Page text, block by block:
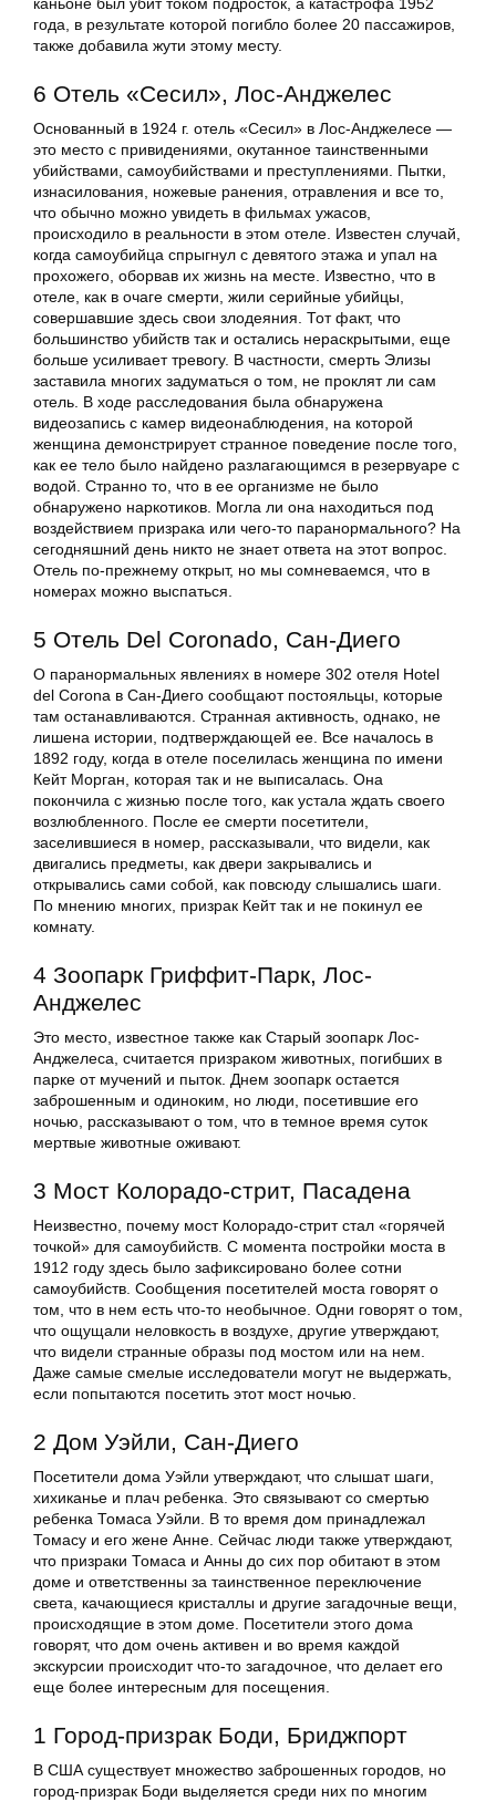
каньоне был убит током подросток, а катастрофа 1952
года, в результате которой погибло более 20 пассажиров,
также добавила жути этому месту.
6 Отель «Сесил», Лос-Анджелес
Основанный в 1924 г. отель «Сесил» в Лос-Анджелесе —
это место с привидениями, окутанное таинственными
убийствами, самоубийствами и преступлениями. Пытки,
изнасилования, ножевые ранения, отравления и все то,
что обычно можно увидеть в фильмах ужасов,
происходило в реальности в этом отеле. Известен случай,
когда самоубийца спрыгнул с девятого этажа и упал на
прохожего, оборвав их жизнь на месте. Известно, что в
отеле, как в очаге смерти, жили серийные убийцы,
совершавшие здесь свои злодеяния. Тот факт, что
большинство убийств так и остались нераскрытыми, еще
больше усиливает тревогу. В частности, смерть Элизы
заставила многих задуматься о том, не проклят ли сам
отель. В ходе расследования была обнаружена
видеозапись с камер видеонаблюдения, на которой
женщина демонстрирует странное поведение после того,
как ее тело было найдено разлагающимся в резервуаре с
водой. Странно то, что в ее организме не было
обнаружено наркотиков. Могла ли она находиться под
воздействием призрака или чего-то паранормального? На
сегодняшний день никто не знает ответа на этот вопрос.
Отель по-прежнему открыт, но мы сомневаемся, что в
номерах можно выспаться.
5 Отель Del Coronado, Сан-Диего
О паранормальных явлениях в номере 302 отеля Hotel
del Corona в Сан-Диего сообщают постояльцы, которые
там останавливаются. Странная активность, однако, не
лишена истории, подтверждающей ее. Все началось в
1892 году, когда в отеле поселилась женщина по имени
Кейт Морган, которая так и не выписалась. Она
покончила с жизнью после того, как устала ждать своего
возлюбленного. После ее смерти посетители,
заселившиеся в номер, рассказывали, что видели, как
двигались предметы, как двери закрывались и
открывались сами собой, как повсюду слышались шаги.
По мнению многих, призрак Кейт так и не покинул ее
комнату.
4 Зоопарк Гриффит-Парк, Лос-
Анджелес
Это место, известное также как Старый зоопарк Лос-
Анджелеса, считается призраком животных, погибших в
парке от мучений и пыток. Днем зоопарк остается
заброшенным и одиноким, но люди, посетившие его
ночью, рассказывают о том, что в темное время суток
мертвые животные оживают.
3 Мост Колорадо-стрит, Пасадена
Неизвестно, почему мост Колорадо-стрит стал «горячей
точкой» для самоубийств. С момента постройки моста в
1912 году здесь было зафиксировано более сотни
самоубийств. Сообщения посетителей моста говорят о
том, что в нем есть что-то необычное. Одни говорят о том,
что ощущали неловкость в воздухе, другие утверждают,
что видели странные образы под мостом или на нем.
Даже самые смелые исследователи могут не выдержать,
если попытаются посетить этот мост ночью.
2 Дом Уэйли, Сан-Диего
Посетители дома Уэйли утверждают, что слышат шаги,
хихиканье и плач ребенка. Это связывают со смертью
ребенка Томаса Уэйли. В то время дом принадлежал
Томасу и его жене Анне. Сейчас люди также утверждают,
что призраки Томаса и Анны до сих пор обитают в этом
доме и ответственны за таинственное переключение
света, качающиеся кристаллы и другие загадочные вещи,
происходящие в этом доме. Посетители этого дома
говорят, что дом очень активен и во время каждой
экскурсии происходит что-то загадочное, что делает его
еще более интересным для посещения.
1 Город-призрак Боди, Бриджпорт
В США существует множество заброшенных городов, но
город-призрак Боди выделяется среди них по многим